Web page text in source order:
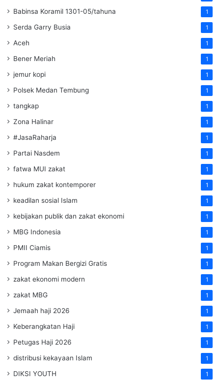
Babinsa Koramil 1301-05/tahuna 1
Serda Garry Busia 1
Aceh 1
Bener Meriah 1
jemur kopi 1
Polsek Medan Tembung 1
tangkap 1
Zona Halinar 1
#JasaRaharja 1
Partai Nasdem 1
fatwa MUI zakat 1
hukum zakat kontemporer 1
keadilan sosial Islam 1
kebijakan publik dan zakat ekonomi 1
MBG Indonesia 1
PMII Ciamis 1
Program Makan Bergizi Gratis 1
zakat ekonomi modern 1
zakat MBG 1
Jemaah haji 2026 1
Keberangkatan Haji 1
Petugas Haji 2026 1
distribusi kekayaan Islam 1
DIKSI YOUTH 1